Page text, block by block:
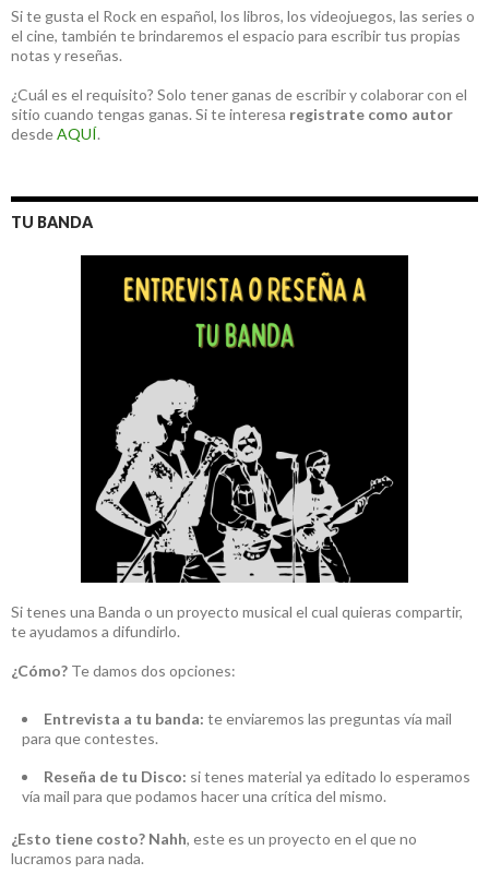
Si te gusta el Rock en español, los libros, los videojuegos, las series o
el cine, también te brindaremos el espacio para escribir tus propias
notas y reseñas.
¿Cuál es el requisito? Solo tener ganas de escribir y colaborar con el
sitio cuando tengas ganas. Si te interesa registrate como autor
desdeAQUÍ.
TU BANDA
Si tenes una Banda o un proyecto musical el cual quieras compartir,
te ayudamos a difundirlo.
¿Cómo? Te damos dos opciones:
Entrevista a tu banda: te enviaremos las preguntas vía mail
para que contestes.
Reseña de tu Disco: si tenes material ya editado lo esperamos
vía mail para que podamos hacer una crítica del mismo.
¿Esto tiene costo? Nahh, este es un proyecto en el que no
lucramos para nada.